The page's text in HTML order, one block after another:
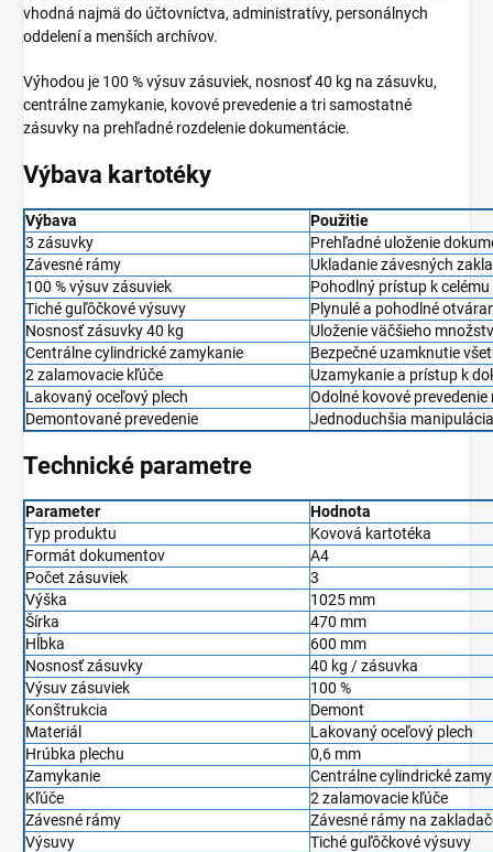
vhodná najmä do účtovníctva, administratívy, personálnych
oddelení a menších archívov.
Výhodou je 100 % výsuv zásuviek, nosnosť 40 kg na zásuvku,
centrálne zamykanie, kovové prevedenie a tri samostatné
zásuvky na prehľadné rozdelenie dokumentácie.
Výbava kartotéky
Výbava
Použitie
3 zásuvky
Prehľadné uloženie
Závesné rámy
Ukladanie závesných
100 % výsuv zásuviek
Pohodlný prístup k
Tiché guľôčkové výsuvy
Plynulé a pohodlné
Nosnosť zásuvky 40 kg
Uloženie väčšieho
Centrálne cylindrické zamykanie
Bezpečné uzamknutie
2 zalamovacie kľúče
Uzamykanie a prístup k
Lakovaný oceľový plech
Odolné kovové
Demontované prevedenie
Jednoduchšia
Technické parametre
Parameter
Hodnota
Typ produktu
Kovová kartotéka
Formát dokumentov
A4
Počet zásuviek
3
Výška
1025 mm
Šírka
470 mm
Hĺbka
600 mm
Nosnosť zásuvky
40 kg / zásuvka
Výsuv zásuviek
100 %
Konštrukcia
Demont
Materiál
Lakovaný oceľový plech
Hrúbka plechu
0,6 mm
Zamykanie
Centrálne cylindrické
Kľúče
2 zalamovacie kľúče
Závesné rámy
Závesné rámy na
Výsuvy
Tiché guľôčkové výsuvy